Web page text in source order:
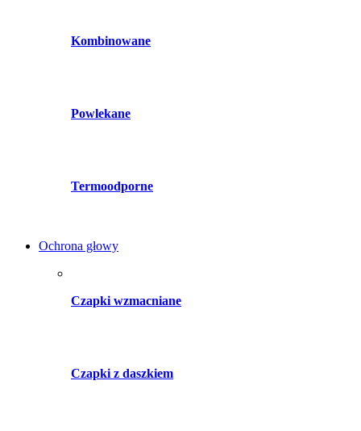
Kombinowane
Powlekane
Termoodporne
Ochrona głowy
Czapki wzmacniane
Czapki z daszkiem